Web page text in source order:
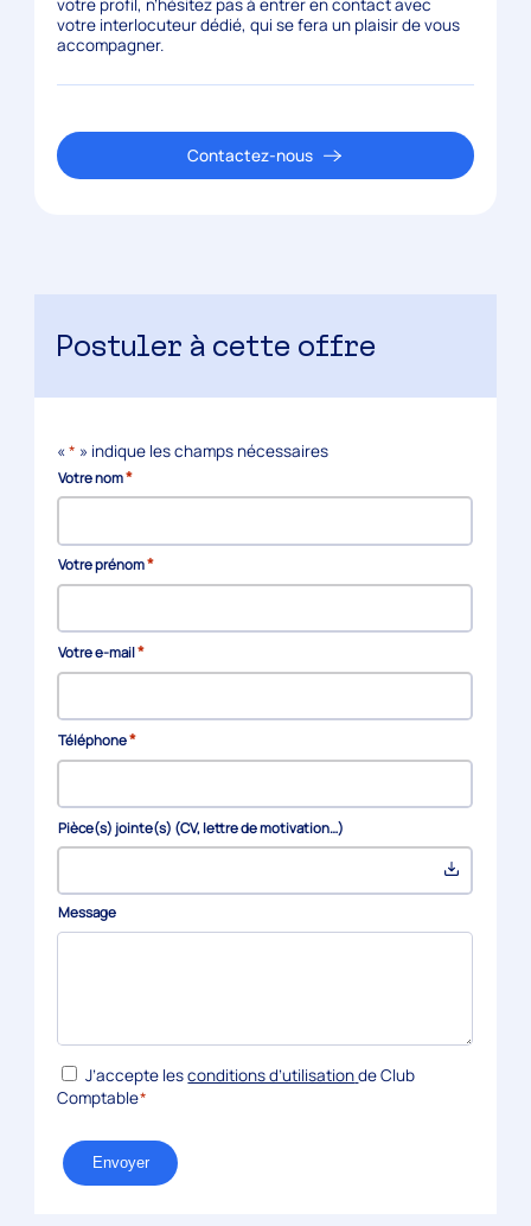
votre profil, n’hésitez pas à entrer en contact avec
votre interlocuteur dédié, qui se fera un plaisir de vous
accompagner.
Contactez-nous
Postuler à cette offre
«* » indique les champs nécessaires
Votre nom*
Votre prénom*
Votre e-mail*
Téléphone*
Pièce(s) jointe(s) (CV, lettre de motivation…)
Message
RGPD*
J’accepte lesconditions d’utilisationde Club
Comptable*
Envoyer